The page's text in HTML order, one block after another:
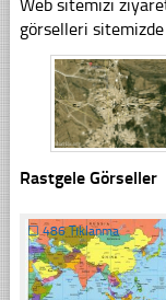
Web sitemizi
görselleri
Rastgele Görseller
☐486 Tıklanma